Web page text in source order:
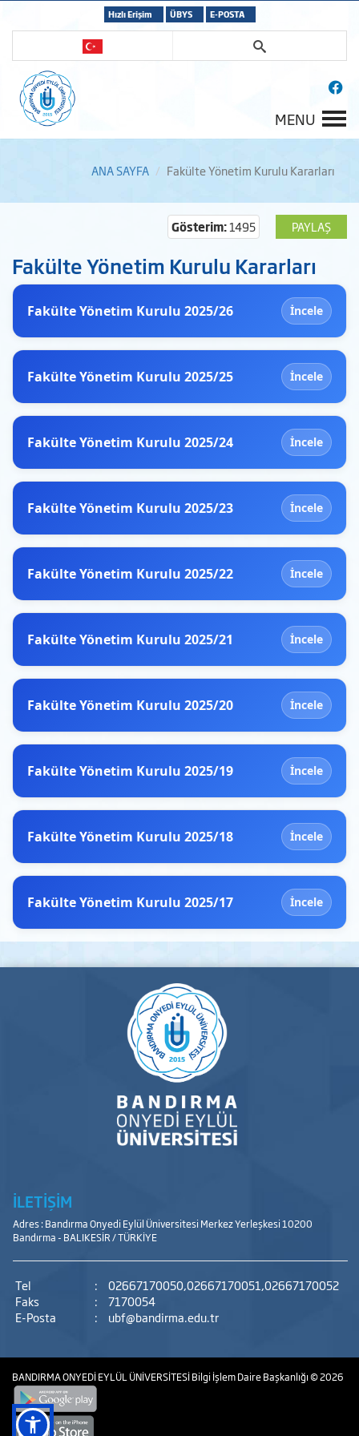
Hızlı Erişim ÜBYS E-POSTA
MENU
ANA SAYFA Fakülte Yönetim Kurulu Kararları
PAYLAŞ
Gösterim:1495
Fakülte Yönetim Kurulu Kararları
Fakülte Yönetim Kurulu 2025/26 İncele
Fakülte Yönetim Kurulu 2025/25 İncele
Fakülte Yönetim Kurulu 2025/24 İncele
Fakülte Yönetim Kurulu 2025/23 İncele
Fakülte Yönetim Kurulu 2025/22 İncele
Fakülte Yönetim Kurulu 2025/21 İncele
Fakülte Yönetim Kurulu 2025/20 İncele
Fakülte Yönetim Kurulu 2025/19 İncele
Fakülte Yönetim Kurulu 2025/18 İncele
Fakülte Yönetim Kurulu 2025/17 İncele
İLETİŞİM
Adres : Bandırma Onyedi Eylül Üniversitesi Merkez Yerleşkesi 10200
Bandırma - BALIKESİR / TÜRKİYE
Tel :
02667170050,02667170051,02667170052
Faks
:
7170054
E-Posta
: ubf@bandirma.edu.tr
BANDIRMA ONYEDİ EYLÜL ÜNİVERSİTESİBilgi İşlem Daire Başkanlığı© 2026